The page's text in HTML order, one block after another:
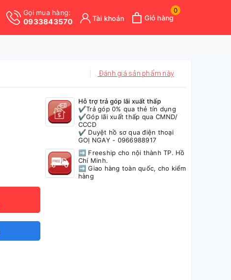
Gọi mua hàng:
0933843570 Tài khoản
0
Giỏ hàng
Đánh giá sản phẩm này
Hỗ trợ trả góp lãi xuất thấp
✔️Trả góp 0% qua thẻ tín dụng
✔️Góp lãi xuất thấp qua CMND/
CCCD
✔️ Duyệt hồ sơ qua điện thoại
GOỊ NGAY - 0966988917
➡ Freeship cho nội thành TP. Hồ
Chí Minh.
➡ Giao hàng toàn quốc, cho kiểm
hàng